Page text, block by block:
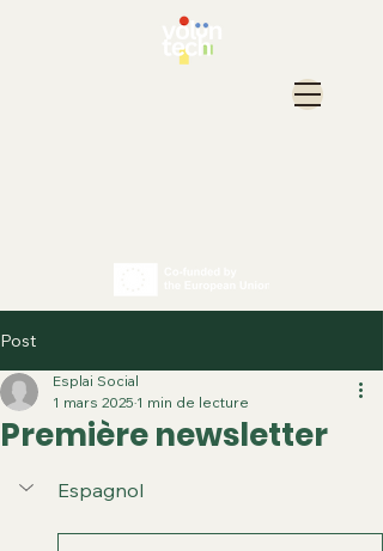
Post
Première newsletter
Esplai Social
1 mars 2025 1 min de lecture
Espagnol